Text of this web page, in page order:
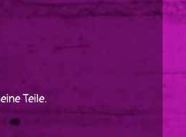
Teile.